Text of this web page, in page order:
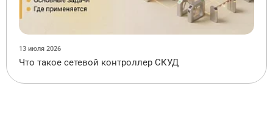
13 июля 2026
Что такое сетевой контроллер СКУД